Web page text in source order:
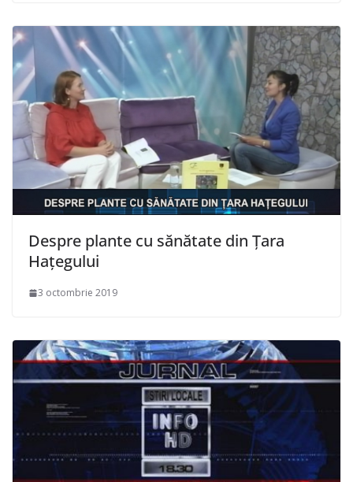
Despre plante cu sănătate din Țara
Hațegului
3 octombrie 2019